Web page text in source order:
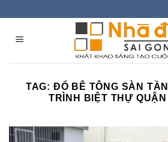
content
TAG: ĐỔ BÊ TÔNG SÀN
TRÌNH BIỆT THỰ